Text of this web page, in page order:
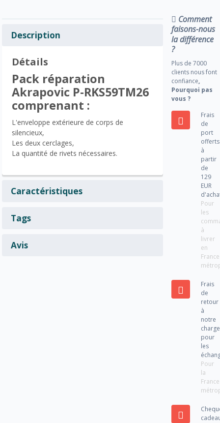
Description
Détails
Pack réparation
Akrapovic P-RKS59TM26
comprenant :
L'enveloppe extérieure de corps de
silencieux,
Les deux cerclages,
La quantité de rivets nécessaires.
Caractéristiques
Tags
Avis
Comment
faisons-nous
la différence
?
Plus de 7000
clients nous font
confiance,
Pourquoi pas
vous ?
Frais
de
port
offerts
à
partir
de
129
EUR
Pour
les
à
livrer
en
France
Frais
de
retour
à
notre
charge
pour
les
Pour
la
France